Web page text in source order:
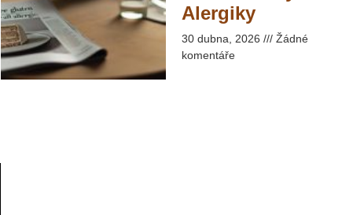
Alergiky​
30 dubna, 2026
Žádné
komentáře